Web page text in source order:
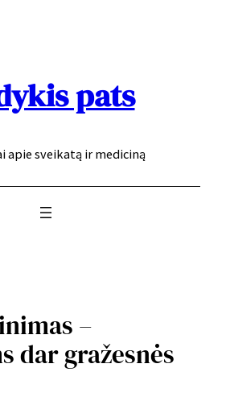
pats
apie sveikatą ir mediciną
–
dar gražesnės